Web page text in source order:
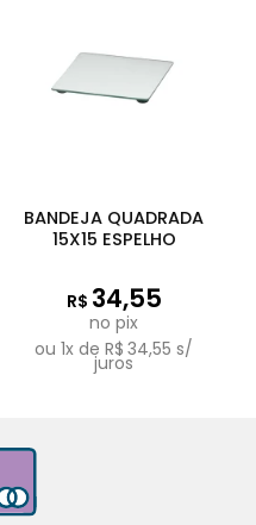
BANDEJA QUADRADA
15X15 ESPELHO
R$ 34,55
no pix
ou 1x de R$ 34,55 s/
juros